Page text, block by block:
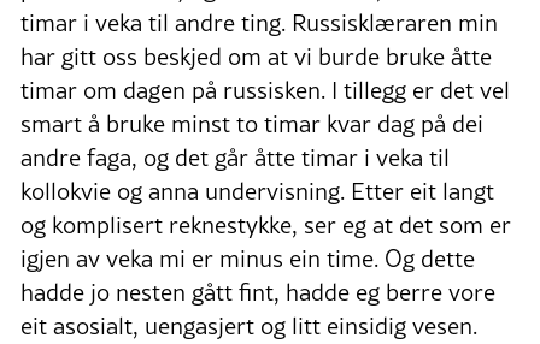
timar i veka til andre ting. Russisklæraren min
har gitt oss beskjed om at vi burde bruke åtte
timar om dagen på russisken. I tillegg er det vel
smart å bruke minst to timar kvar dag på dei
andre faga, og det går åtte timar i veka til
kollokvie og anna undervisning. Etter eit langt
og komplisert reknestykke, ser eg at det som er
igjen av veka mi er minus ein time. Og dette
hadde jo nesten gått fint, hadde eg berre vore
eit asosialt, uengasjert og litt einsidig vesen.